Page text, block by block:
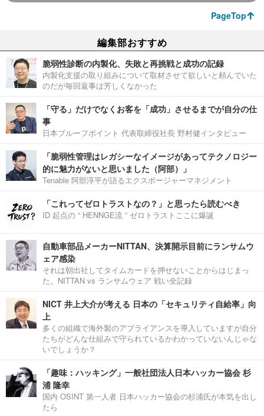
PageTop
編集部おすすめ
脆弱性診断の内製化、失敗と再挑戦と成功の記録
内製化支援の取り組みについて取材させて欲しいと頼んでいた
のだが毎回返事は芳しくなかった
「守る」だけでなくお客を「成功」させるまでが自分の仕
事
日本プルーフポイント 代表取締役社長 野村健インタビュー
「脆弱性管理はレガシーなイメージがあってテクノロジー
的に魅力がないと思いました（阿部）」
Tenable 阿部淳平が語るエクスポージャーマネジメント
「これってゼロトラストなの？」と思ったら読むべき
ID 起点の “ HENNGE流 ” ゼロトラストここに爆誕
自動車部品メーカーNITTAN、決算開示目前にランサムウ
ェア感染
それは朝出社してタイムカードを押せないことからはじまっ
た。NITTAN vs ランサムウェア 戦い全記録
NICT 井上大介が考える 日本の「セキュリティ自給率」向
上
多くの組織で海外製のアプライアンスを導入していますが自分
たちがどんな仕組みで守られているかわかっていないんじゃな
いでしょうか？
「趣味：ハッキング」一般社団法人日本ハッカー協会 杉
浦 隆幸
国内 OSINT 第一人者 日本ハッカー協会の杉浦氏が本気を出し
たら